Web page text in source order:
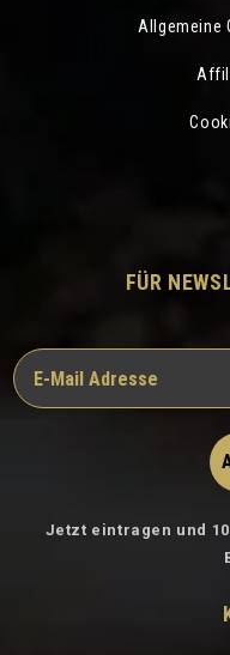
Allgemeine
FÜR
Jetzt eintragen und